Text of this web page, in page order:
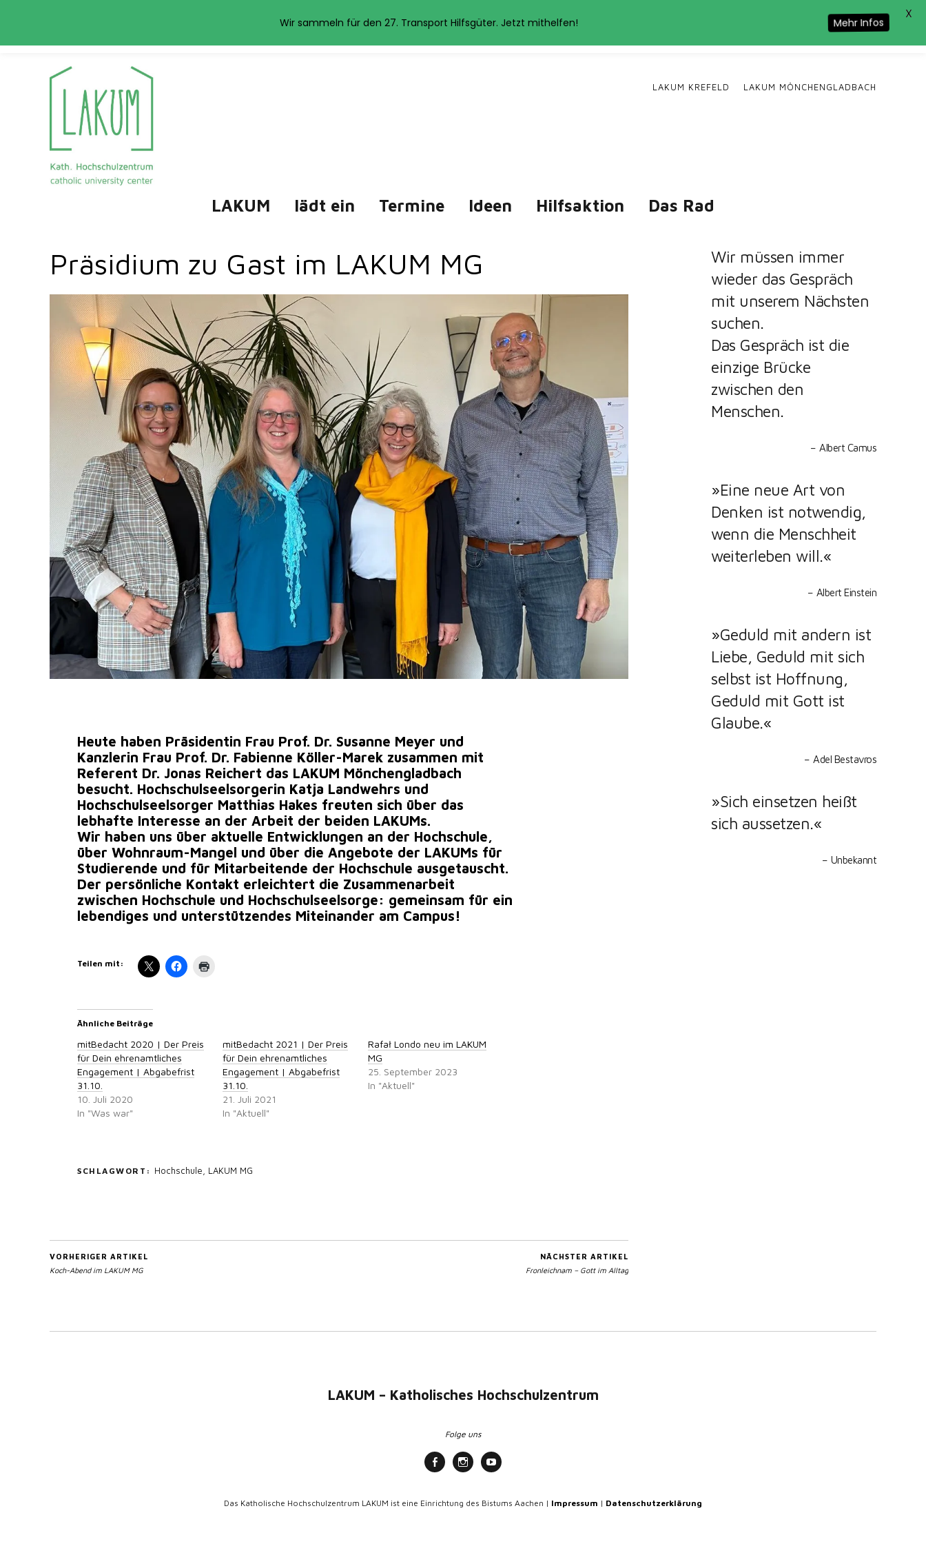
LAKUM KREFELD LAKUM MÖNCHENGLADBACH
LAKUM lädt ein Termine Ideen Hilfsaktion Das Rad
Präsidium zu Gast im LAKUM MG
Heute haben Präsidentin Frau Prof. Dr. Susanne Meyer und
Kanzlerin Frau Prof. Dr. Fabienne Köller-Marek zusammen mit
Referent Dr. Jonas Reichert das LAKUM Mönchengladbach
besucht. Hochschulseelsorgerin Katja Landwehrs und
Hochschulseelsorger Matthias Hakes freuten sich über das
lebhafte Interesse an der Arbeit der beiden LAKUMs.
Wir haben uns über aktuelle Entwicklungen an der Hochschule,
über Wohnraum-Mangel und über die Angebote der LAKUMs für
Studierende und für Mitarbeitende der Hochschule ausgetauscht.
Der persönliche Kontakt erleichtert die Zusammenarbeit
zwischen Hochschule und Hochschulseelsorge: gemeinsam für ein
lebendiges und unterstützendes Miteinander am Campus!
Teilen mit:
Ähnliche Beiträge
mitBedacht 2020 | Der Preis
für Dein ehrenamtliches
Engagement | Abgabefrist
31.10.
10. Juli 2020
In "Was war"
mitBedacht 2021 | Der Preis
für Dein ehrenamtliches
Engagement | Abgabefrist
31.10.
21. Juli 2021
In "Aktuell"
Rafał Londo neu im LAKUM
MG
25. September 2023
In "Aktuell"
SCHLAGWORT: Hochschule LAKUM MG
VORHERIGER ARTIKEL
Koch-Abend im LAKUM MG
NÄCHSTER ARTIKEL
Fronleichnam – Gott im Alltag
Wir müssen immer
wieder das Gespräch
mit unserem Nächsten
suchen.
Das Gespräch ist die
einzige Brücke
zwischen den
Menschen.
Albert Camus
»Eine neue Art von
Denken ist notwendig,
wenn die Menschheit
weiterleben will.«
Albert Einstein
»Geduld mit andern ist
Liebe, Geduld mit sich
selbst ist Hoffnung,
Geduld mit Gott ist
Glaube.«
Adel Bestavros
»Sich einsetzen heißt
sich aussetzen.«
Unbekannt
LAKUM – Katholisches Hochschulzentrum
Folge uns
Das Katholische Hochschulzentrum LAKUM ist eine Einrichtung des Bistums Aachen | Impressum | Datenschutzerklärung
Wir sammeln für den 27. Transport Hilfsgüter. Jetzt mithelfen! Mehr Infos
X